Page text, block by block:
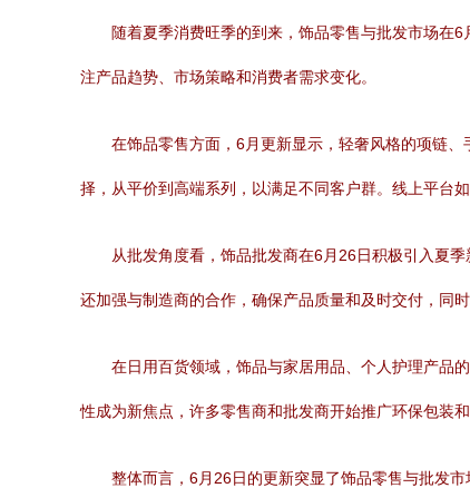
随着夏季消费旺季的到来，饰品零售与批发市场在
注产品趋势、市场策略和消费者需求变化。
在饰品零售方面，6月更新显示，轻奢风格的项链
择，从平价到高端系列，以满足不同客户群。线上平台
从批发角度看，饰品批发商在6月26日积极引入夏
还加强与制造商的合作，确保产品质量和及时交付，同
在日用百货领域，饰品与家居用品、个人护理产品
性成为新焦点，许多零售商和批发商开始推广环保包装
整体而言，6月26日的更新突显了饰品零售与批发